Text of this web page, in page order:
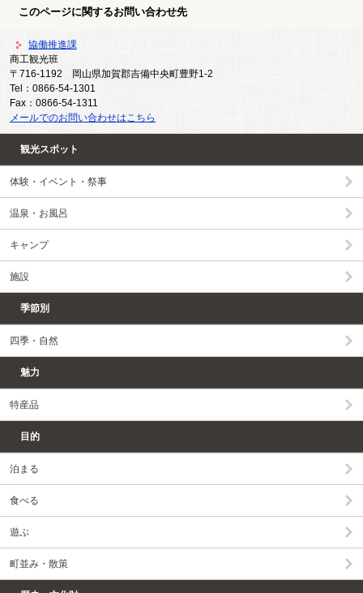
観光スポット
体験・イベント・祭事
温泉・お風呂
キャンプ
施設
季節別
四季・自然
魅力
特産品
目的
泊まる
食べる
遊ぶ
町並み・散策
このページに関するお問い合わせ先
協働推進課
商工観光班
〒716-1192
岡山県加賀郡吉備中央町豊野1-2
Tel：0866-54-1301
Fax：0866-54-1311
メールでのお問い合わせはこちら